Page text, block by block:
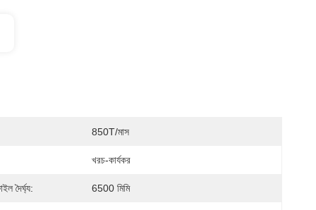
850T/মাস
খরচ-কার্যকর
দৈর্ঘ্য: 6500 মিমি